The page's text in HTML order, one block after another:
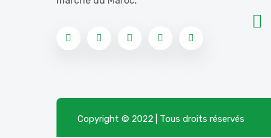
Copyright © 2022 | Tous droits réservés